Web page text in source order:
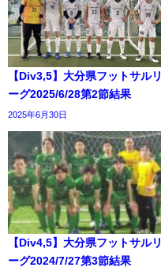
【Div3,5】大分県フットサルリ
ーグ2025/6/28第2節結果
2025年6月30日
【Div4,5】大分県フットサルリ
ーグ2024/7/27第3節結果